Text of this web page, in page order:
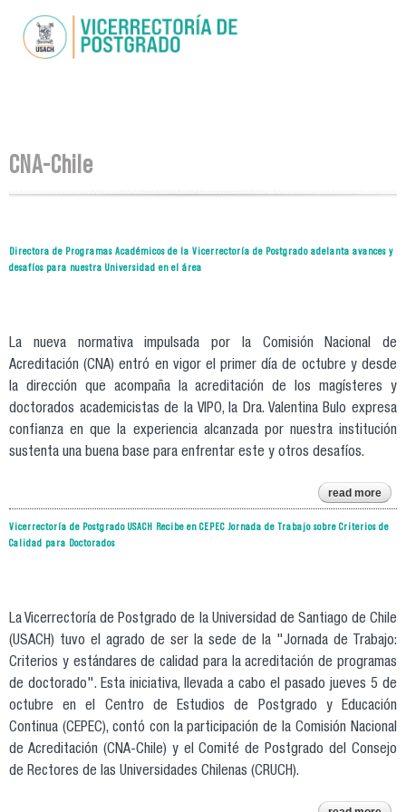
main
You are here
CNA-Chile
Directora de Programas Académicos de la Vicerrectoría de Postgrado adelanta avances y
desafíos para nuestra Universidad en el área
La nueva normativa impulsada por la Comisión Nacional de
Acreditación (CNA) entró en vigor el primer día de octubre y desde
la dirección que acompaña la acreditación de los magísteres y
doctorados academicistas de la VIPO, la Dra. Valentina Bulo expresa
confianza en que la experiencia alcanzada por nuestra institución
sustenta una buena base para enfrentar este y otros desafíos.
read more
Vicerrectoría de Postgrado USACH Recibe en CEPEC Jornada de Trabajo sobre Criterios de
Calidad para Doctorados
La Vicerrectoría de Postgrado de la Universidad de Santiago de Chile
(USACH) tuvo el agrado de ser la sede de la "Jornada de Trabajo:
Criterios y estándares de calidad para la acreditación de programas
de doctorado". Esta iniciativa, llevada a cabo el pasado jueves 5 de
octubre en el Centro de Estudios de Postgrado y Educación
Continua (CEPEC), contó con la participación de la Comisión Nacional
de Acreditación (CNA-Chile) y el Comité de Postgrado del Consejo
de Rectores de las Universidades Chilenas (CRUCH).